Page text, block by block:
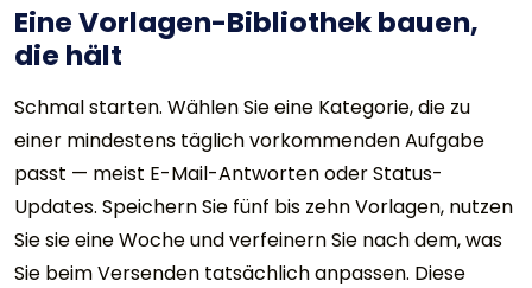
Eine Vorlagen-Bibliothek bauen,
die hält
Schmal starten. Wählen Sie eine Kategorie, die zu
einer mindestens täglich vorkommenden Aufgabe
passt — meist E-Mail-Antworten oder Status-
Updates. Speichern Sie fünf bis zehn Vorlagen, nutzen
Sie sie eine Woche und verfeinern Sie nach dem, was
Sie beim Versenden tatsächlich anpassen. Diese